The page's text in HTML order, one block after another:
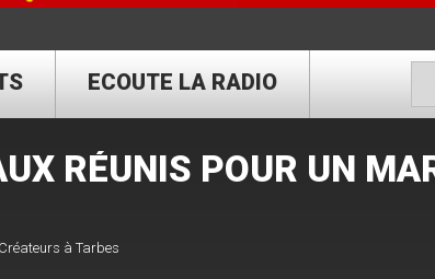
ECOUTE LA RADIO
RÉUNIS POUR UN
à Tarbes